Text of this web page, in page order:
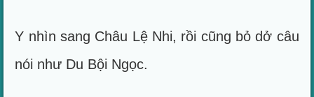
Y nhìn sang Châu Lệ Nhi, rồi cũng bỏ dở câu
nói như Du Bội Ngọc.